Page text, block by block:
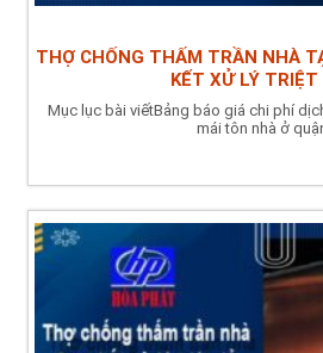
THỢ CHỐNG THẤM TRẦN NHÀ
KẾT XỬ LÝ TRIỆT
Mục lục bài viếtBảng báo giá chi phí
mái tôn nhà ở